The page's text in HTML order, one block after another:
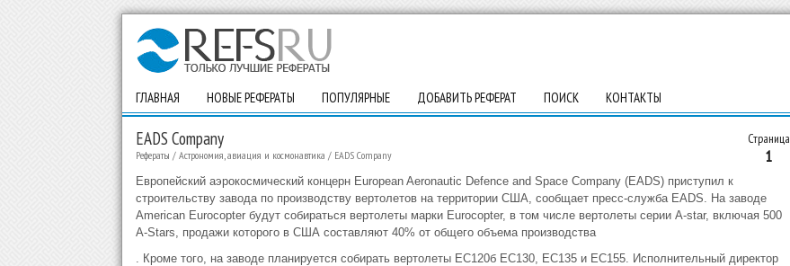
ГЛАВНАЯ НОВЫЕ РЕФЕРАТЫ ПОПУЛЯРНЫЕ ДОБАВИТЬ РЕФЕРАТ ПОИСК КОНТАКТЫ
Страница
1
EADS Company
Рефераты / Астрономия, авиация и космонавтика / EADS Company
Европейский аэрокосмический концерн European Aeronautic Defence and Space Company (EADS) приступил к
строительству завода по производству вертолетов на территории США, сообщает пресс-служба EADS. На заводе
American Eurocopter будут собираться вертолеты марки Eurocopter, в том числе вертолеты серии A-star, включая 500
A-Stars, продажи которого в США составляют 40% от общего объема производства
. Кроме того, на заводе планируется собирать вертолеты ЕС120б EC130, EC135 и EC155. Исполнительный директор